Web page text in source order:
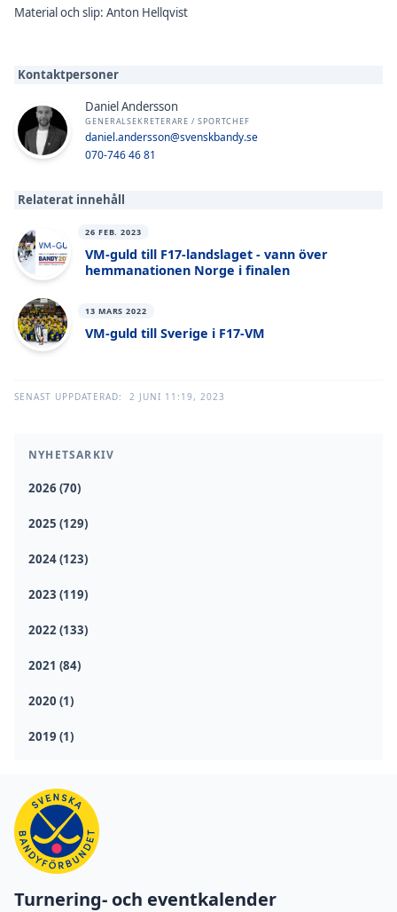
NYHETSARKIV
2026 (70)
2025 (129)
2024 (123)
2023 (119)
2022 (133)
2021 (84)
2020 (1)
2019 (1)
Material och slip: Anton Hellqvist
Kontaktpersoner
Daniel Andersson
GENERALSEKRETERARE / SPORTCHEF
daniel.andersson@svenskbandy.se
070-746 46 81
Relaterat innehåll
26 FEB. 2023
VM-guld till F17-landslaget - vann över
hemmanationen Norge i finalen
13 MARS 2022
VM-guld till Sverige i F17-VM
SENAST UPPDATERAD: 2 JUNI 11:19, 2023
Turnering- och eventkalender